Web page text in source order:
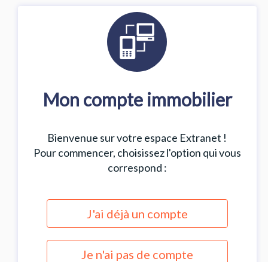
Mon compte immobilier
Bienvenue sur votre espace Extranet !
Pour commencer, choisissez l'option qui vous
correspond :
J'ai déjà un compte
Je n'ai pas de compte